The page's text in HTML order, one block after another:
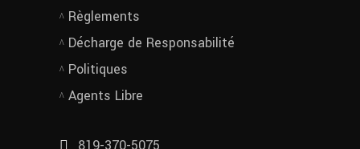
Règlements
Décharge de Responsabilité
Politiques
Agents Libre